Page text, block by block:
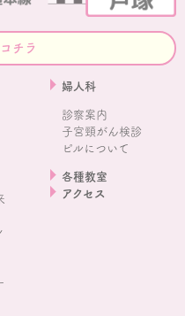
チラ
婦人科
診察案内
子宮頸がん検診
ピルについて
各種教室
アクセス